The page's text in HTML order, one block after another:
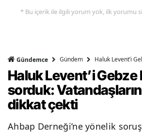
* Bu içerik ile ilgili yorum yok, ilk yorumu
Gündemce Gündem Haluk Levent’i
Haluk Levent’i Gebze
sorduk:
dikkat çekti
Ahbap Derneği’ne yönelik